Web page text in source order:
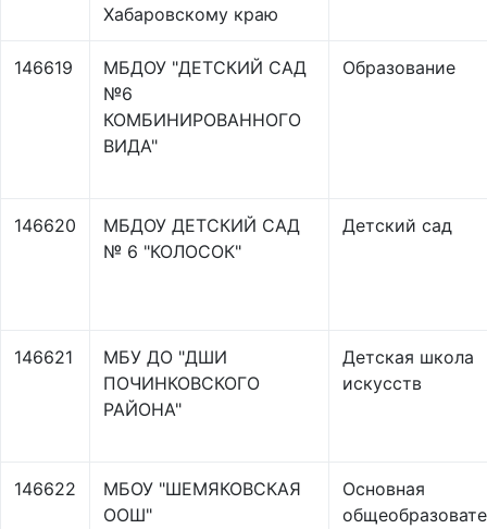
Хабаровскому краю
146619
МБДОУ "ДЕТСКИЙ САД
№6
КОМБИНИРОВАННОГО
ВИДА"
Образование
146620
МБДОУ ДЕТСКИЙ САД
№ 6 "КОЛОСОК"
Детский сад
146621
МБУ ДО "ДШИ
ПОЧИНКОВСКОГО
РАЙОНА"
Детская школа
искусств
146622
МБОУ "ШЕМЯКОВСКАЯ
ООШ"
Основная